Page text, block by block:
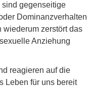
sind gegenseitige
Dominanzverhalten
zerstört das
Anziehung
reagieren auf die
Leben für uns bereit